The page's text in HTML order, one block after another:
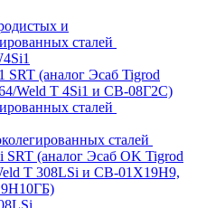
и
сталей
SRT (аналог Эсаб Tigrod
Weld T 4Si1 и СВ-08Г2С)
сталей
сталей
SRT (аналог Эсаб OK Tigrod
T 308LSi и СВ-01Х19Н9,